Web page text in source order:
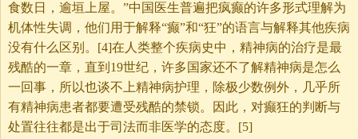
食数日，逾垣上屋。”中国医生普遍把疯癫的许多形式理解为
机体性失调，他们用于解释“癫”和“狂”的语言与解释其他疾病
没有什么区别。[4]在人类整个疾病史中，精神病的治疗是最
残酷的一章，直到19世纪，许多国家还不了解精神病是怎么
一回事，所以也谈不上精神病护理，除极少数例外，几乎所
有精神病患者都要遭受残酷的禁锁。因此，对癫狂的判断与
处置往往都是出于司法而非医学的态度。[5]